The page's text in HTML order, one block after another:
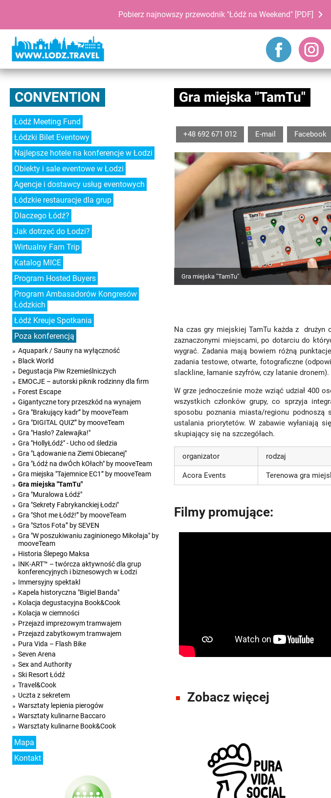
Pobierz najnowszy przewodnik "Łódź na Weekend" [PDF]
CONVENTION
Łódź Meeting Fund
Łódzki Bilet Eventowy
Najlepsze hotele na konferencje w Łodzi
Obiekty i sale eventowe w Łodzi
Agencje i dostawcy usług eventowych
Łódzkie restauracje dla grup
Dlaczego Łódź?
Jak dotrzeć do Łodzi?
Wirtualny Fam Trip
Katalog MICE
Program Hosted Buyers
Program Ambasadorów Kongresów
Łódzkich
Łódź Kreuje Spotkania
Poza konferencją
Aquapark / Sauny na wyłączność
Black World
Degustacja Piw Rzemieślniczych
EMOCJE – autorski piknik rodzinny dla firm
Forest Escape
Gigantyczne tory przeszkód na wynajem
Gra "Brakujący kadr” by mooveTeam
Gra "DIGITAL QUIZ” by mooveTeam
Gra "Hasło? Zalewajka!"
Gra "HollyŁódź" - Ucho od śledzia
Gra "Lądowanie na Ziemi Obiecanej"
Gra "Łódź na dwÓch kOłach" by mooveTeam
Gra miejska "Tajemnice EC1” by mooveTeam
Gra miejska "TamTu"
Gra "Muralowa Łódź"
Gra "Sekrety Fabrykanckiej Łodzi"
Gra "Shot me Łódź!” by mooveTeam
Gra "Sztos Fota” by SEVEN
Gra "W poszukiwaniu zaginionego Mikołaja" by
mooveTeam
Historia Ślepego Maksa
INK-ART™ – twórcza aktywność dla grup
konferencyjnych i biznesowych w Łodzi
Immersyjny spektakl
Kapela historyczna "Bigiel Banda"
Kolacja degustacyjna Book&Cook
Kolacja w ciemności
Przejazd imprezowym tramwajem
Przejazd zabytkowym tramwajem
Pura Vida – Flash Bike
Seven Arena
Sex and Authority
Ski Resort Łódź
Travel&Cook
Uczta z sekretem
Warsztaty lepienia pierogów
Warsztaty kulinarne Baccaro
Warsztaty kulinarne Book&Cook
Mapa
Kontakt
Gra miejska "TamTu"
+48 692 671 012 E-mail Facebook
Gra miejska "TamTu"
Na czas gry miejskiej TamTu każda z
zaznaczonymi miejscami, po dotarciu do
wygrać. Zadania mają bowiem różną
zadania testowe, otwarte, fotograficzne
slackline, łamanie szyfrów, czy latanie dronem).
W grze jednocześnie może wziąć udział 400
wszystkich członków grupy, co sprzyja
sposobu poznania miasta/regionu
ustalania priorytetów. W zabawie wyłaniają
skupiający się na szczegółach.
organizator rodzaj
Acora Events Terenowa gra
Filmy promujące:
Zobacz więcej